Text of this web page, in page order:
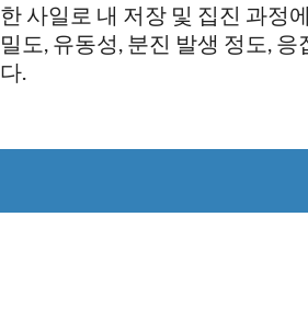
한 사일로 내 저장 및 집진 과정
밀도, 유동성, 분진 발생 정도,
다.